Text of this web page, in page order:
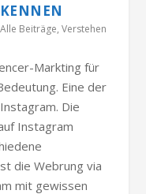
Alle Beiträge,Verstehen
Markting für
Eine der
Die
Instagram
die Webrung via
mit gewissen